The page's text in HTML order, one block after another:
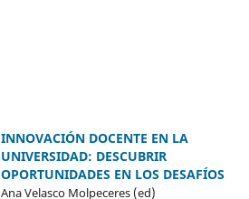
INNOVACIÓN DOCENTE EN LA
UNIVERSIDAD: DESCUBRIR
OPORTUNIDADES EN LOS DESAFÍOS
Ana Velasco Molpeceres (ed)